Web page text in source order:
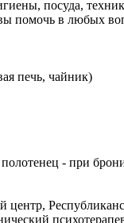
посуда,
помочь в любых
печь, чайник)
- при